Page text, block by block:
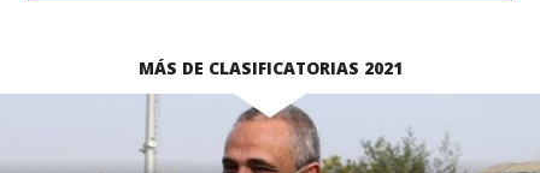
MÁS DE CLASIFICATORIAS 2021